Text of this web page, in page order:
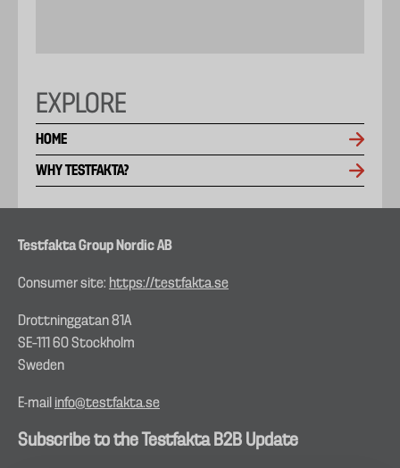
EXPLORE
HOME
WHY TESTFAKTA?
Testfakta Group Nordic AB
Consumer site: https://testfakta.se
Drottninggatan 81A
SE–111 60 Stockholm
Sweden
E-mail info@testfakta.se
Subscribe to the Testfakta B2B Update